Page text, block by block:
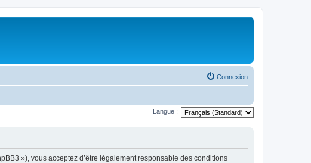
Connexion
Langue :
»), vous acceptez d’être légalement responsable des conditions